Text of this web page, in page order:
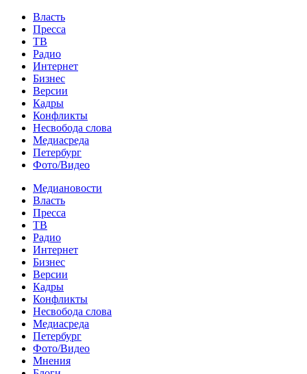
Власть
Пресса
ТВ
Радио
Интернет
Бизнес
Версии
Кадры
Конфликты
Несвобода слова
Медиасреда
Петербург
Фото/Видео
Медиановости
Власть
Пресса
ТВ
Радио
Интернет
Бизнес
Версии
Кадры
Конфликты
Несвобода слова
Медиасреда
Петербург
Фото/Видео
Мнения